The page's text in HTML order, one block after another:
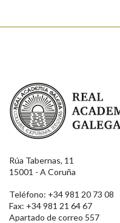
Real Academia Galega
Rúa Tabernas, 11
15001 - A Coruña
Teléfono: +34 981 20 73 08
Fax: +34 981 21 64 67
Apartado de correo 557